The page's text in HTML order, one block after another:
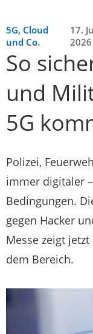
5G, Cloud
und Co.
17.
2026
So
und
5G
Polizei,
immer digitaler
Bedingungen.
gegen Hacker
Messe zeigt
dem Bereich.